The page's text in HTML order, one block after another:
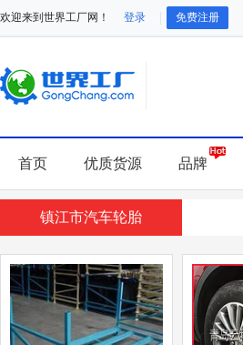
欢迎来到世界工厂网！ 登录 免费注册
首页 优质货源 品牌
镇江市汽车轮胎